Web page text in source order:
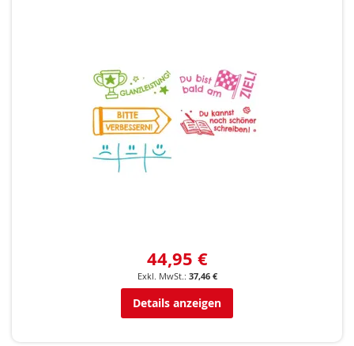
44,95 €
37,46 €
Details anzeigen